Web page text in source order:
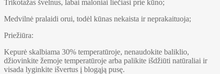
Trikotažas švelnus, labai maloniai liečiasi prie kūno;
Medvilnė pralaidi orui, todėl kūnas nekaista ir neprakaituoja;
Priežiūra:
Kepurė skalbiama 30% temperatūroje, nenaudokite baliklio,
džiovinkite žemoje temperatūroje arba palikite išdžiūti natūraliai ir
visada lyginkite išvertus į blogąją pusę.